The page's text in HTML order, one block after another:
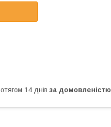
14 днів за домовленістю